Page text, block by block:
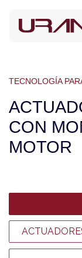
TECNOLOGÍA
CON
MOTOR